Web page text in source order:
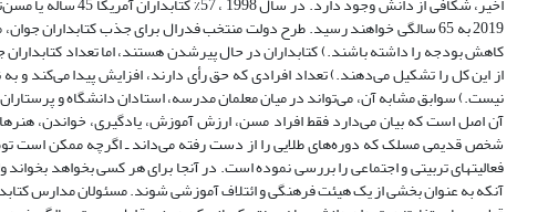
2019 به 65 سالگی خواهند رسید. طرح دولت منتخب فدرال برای جذب کتابداران
کاهش بودجه را داشته باشند.) کتابداران در حال پیرشدن هستند، اما تعداد
از این کل را تشکیل می‌دهند.) تعداد افرادی که حق رأی دارند، افزایش پیدا می‌کند و
نیست.) سوابق مشابه آن، می‌تواند در میان معلمان مدرسه، استادان دانشگاه و
آن اصل است که بیان ‌می‌دارد فقط افراد مسن، ارزش آموزش، یادگیری، خواندن،
شخص قدیمی مسلک که دوره‌های طلایی را از دست رفته می‌داند ـ اگرچه ممکن است
فعالیتهای تربیتی و اجتماعی را بررسی نموده است. در آنجا برای هر کسی بخواهد بخواند